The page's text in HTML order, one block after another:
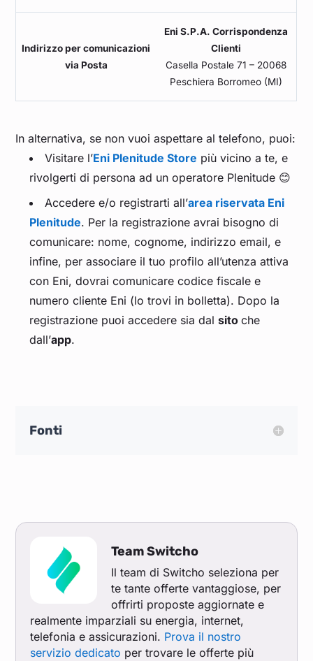
Indirizzo per comunicazioni
via Posta
Eni S.P.A. Corrispondenza
Clienti
Casella Postale 71 – 20068
Peschiera Borromeo (MI)
In alternativa, se non vuoi aspettare al telefono, puoi:
Visitare l’Eni Plenitude Store più vicino a te, e
rivolgerti di persona ad un operatore Plenitude 😊
Accedere e/o registrarti all’area riservata Eni
Plenitude. Per la registrazione avrai bisogno di
comunicare: nome, cognome, indirizzo email, e
infine, per associare il tuo profilo all’utenza attiva
con Eni, dovrai comunicare codice fiscale e
numero cliente Eni (lo trovi in bolletta). Dopo la
registrazione puoi accedere sia dalsitoche
dall’app.
Fonti
Team Switcho
Il team di Switcho seleziona per
te tante offerte vantaggiose, per
offrirti proposte aggiornate e
realmente imparziali su energia, internet,
telefonia e assicurazioni. Prova il nostro
servizio dedicato per trovare le offerte più